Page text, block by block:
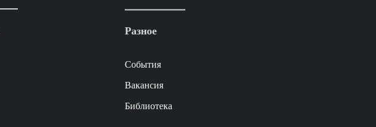
Разное
События
Вакансия
Библиотека